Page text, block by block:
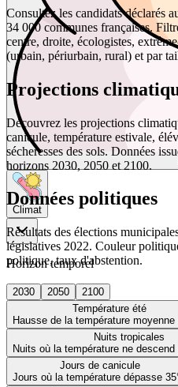
Climat
Horizon temporel
2030 2050
2100
Température été
Hausse de la température moyenne
Nuits tropicales
Nuits où la température ne descend
Jours de canicule
Jours où la température dépasse
Consultez les candidats déclarés
34 000 communes françaises.
centre, droite, écologistes,
(urbain, périurbain, rural) et par
Projections
Découvrez les projections
canicule, température estivale,
sécheresses des sols. Données
horizons 2030, 2050 et 2100.
Données politiques
Résultats des élections
législatives 2022. Couleur
politique, taux d'abstention.